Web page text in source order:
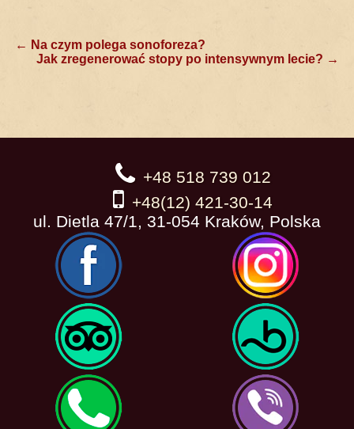
Post
navigation
← Na czym polega sonoforeza?
Jak zregenerować stopy po intensywnym lecie? →
+48 518 739 012
+48(12) 421-30-14
ul. Dietla 47/1, 31-054 Kraków, Polska